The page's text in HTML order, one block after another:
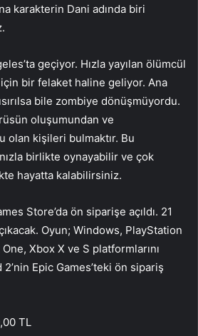
karakterin Dani adında biri
geçiyor. Hızla yayılan ölümcül
bir felaket haline geliyor. Ana
bile zombiye dönüşmüyordu.
oluşumundan ve
olan kişileri bulmaktır. Bu
birlikte oynayabilir ve çok
hayatta kalabilirsiniz.
Store’da ön siparişe açıldı. 21
Oyun; Windows, PlayStation
Xbox X ve S platformlarını
Epic Games’teki ön sipariş
TL